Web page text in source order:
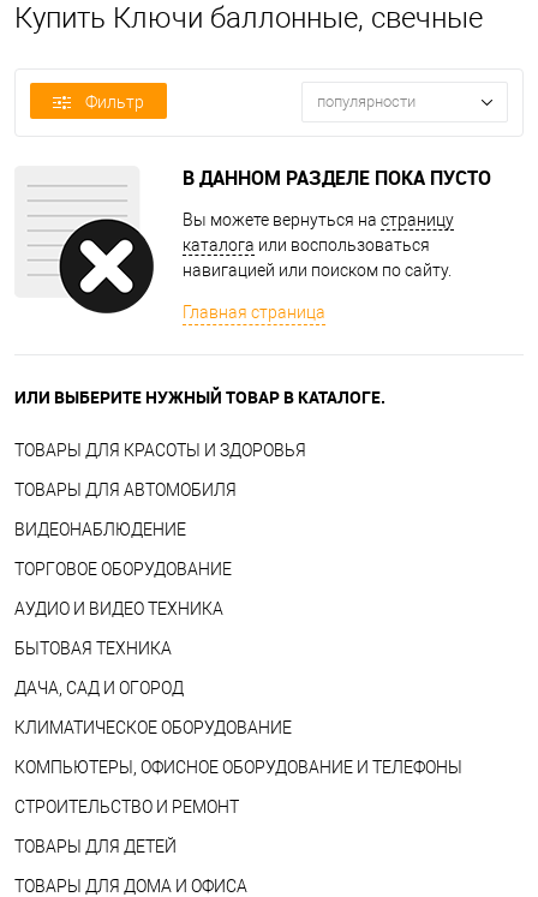
Купить Ключи баллонные, свечные
Фильтр популярности
В ДАННОМ РАЗДЕЛЕ ПОКА ПУСТО
Вы можете вернуться на страницу
каталога или воспользоваться
навигацией или поиском по сайту.
Главная страница
ИЛИ ВЫБЕРИТЕ НУЖНЫЙ ТОВАР В КАТАЛОГЕ.
ТОВАРЫ ДЛЯ КРАСОТЫ И ЗДОРОВЬЯ
ТОВАРЫ ДЛЯ АВТОМОБИЛЯ
ВИДЕОНАБЛЮДЕНИЕ
ТОРГОВОЕ ОБОРУДОВАНИЕ
АУДИО И ВИДЕО ТЕХНИКА
БЫТОВАЯ ТЕХНИКА
ДАЧА, САД И ОГОРОД
КЛИМАТИЧЕСКОЕ ОБОРУДОВАНИЕ
КОМПЬЮТЕРЫ, ОФИСНОЕ ОБОРУДОВАНИЕ И ТЕЛЕФОНЫ
СТРОИТЕЛЬСТВО И РЕМОНТ
ТОВАРЫ ДЛЯ ДЕТЕЙ
ТОВАРЫ ДЛЯ ДОМА И ОФИСА